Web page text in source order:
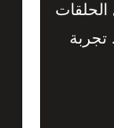
الحلقات